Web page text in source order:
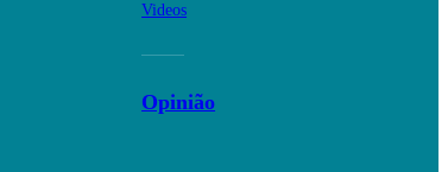
Videos
Opinião